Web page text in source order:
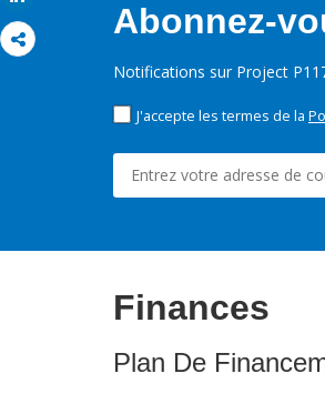
Abonnez-
Notifications sur Project
J'accepte les termes de la
Finances
Plan De